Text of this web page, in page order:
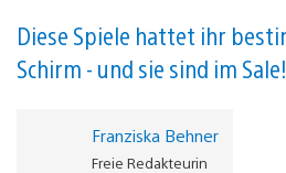
Diese Spiele hattet ihr
Schirm - und sie sind im Sale!
Franziska Behner
Freie Redakteurin